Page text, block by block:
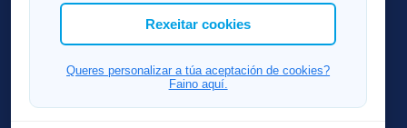
Rexeitar cookies
Queres personalizar a túa aceptación de cookies?
Faino aquí.
ACORUÑAXA
FERROLXA
OURENSEXA